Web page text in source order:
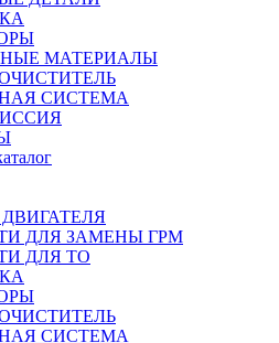
МАТЕРИАЛЫ
СИСТЕМА
ДЛЯ ЗАМЕНЫ ГРМ
ДЛЯ ТО
СИСТЕМА